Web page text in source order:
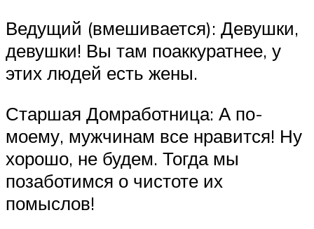
Ведущий (вмешивается): Девушки,
девушки! Вы там поаккуратнее, у
этих людей есть жены.
Старшая Домработница: А по-
моему, мужчинам все нравится! Ну
хорошо, не будем. Тогда мы
позаботимся о чистоте их
помыслов!